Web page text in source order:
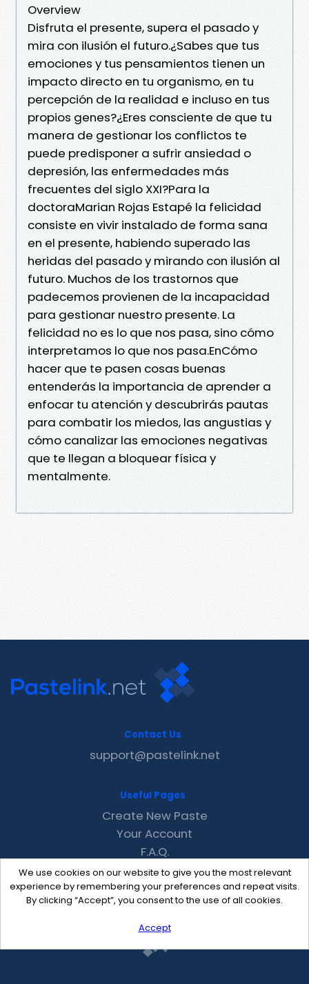
Overview
Disfruta el presente, supera el pasado y
mira con ilusión el futuro.¿Sabes que tus
emociones y tus pensamientos tienen un
impacto directo en tu organismo, en tu
percepción de la realidad e incluso en tus
propios genes?¿Eres consciente de que tu
manera de gestionar los conflictos te
puede predisponer a sufrir ansiedad o
depresión, las enfermedades más
frecuentes del siglo XXI?Para la
doctoraMarian Rojas Estapé la felicidad
consiste en vivir instalado de forma sana
en el presente, habiendo superado las
heridas del pasado y mirando con ilusión al
futuro. Muchos de los trastornos que
padecemos provienen de la incapacidad
para gestionar nuestro presente. La
felicidad no es lo que nos pasa, sino cómo
interpretamos lo que nos pasa.EnCómo
hacer que te pasen cosas buenas
entenderás la importancia de aprender a
enfocar tu atención y descubrirás pautas
para combatir los miedos, las angustias y
cómo canalizar las emociones negativas
que te llegan a bloquear física y
mentalmente.
We use cookies on our website to give you the most relevant
experience by remembering your preferences and repeat visits.
By clicking “Accept”, you consent to the use of all cookies.
Accept
Contact Us
support@pastelink.net
Useful Pages
Create New Paste
Your Account
F.A.Q.
Recent
Contact